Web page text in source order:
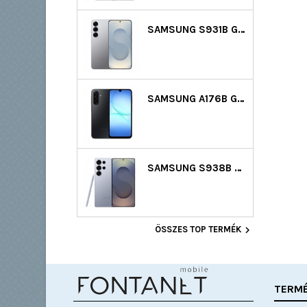
SAMSUNG S931B GALAXY S25 5G DS 128GB (12GB RAM) - EZÜST
SAMSUNG A176B GALAXY A17 5G DS 128GB (4GB RAM) - FEKETE
SAMSUNG S938B GALAXY S25 ULTRA 5G DS 256GB (12GB RAM) - VILÁGOSKÉK
ÖSSZES TOP TERMÉK